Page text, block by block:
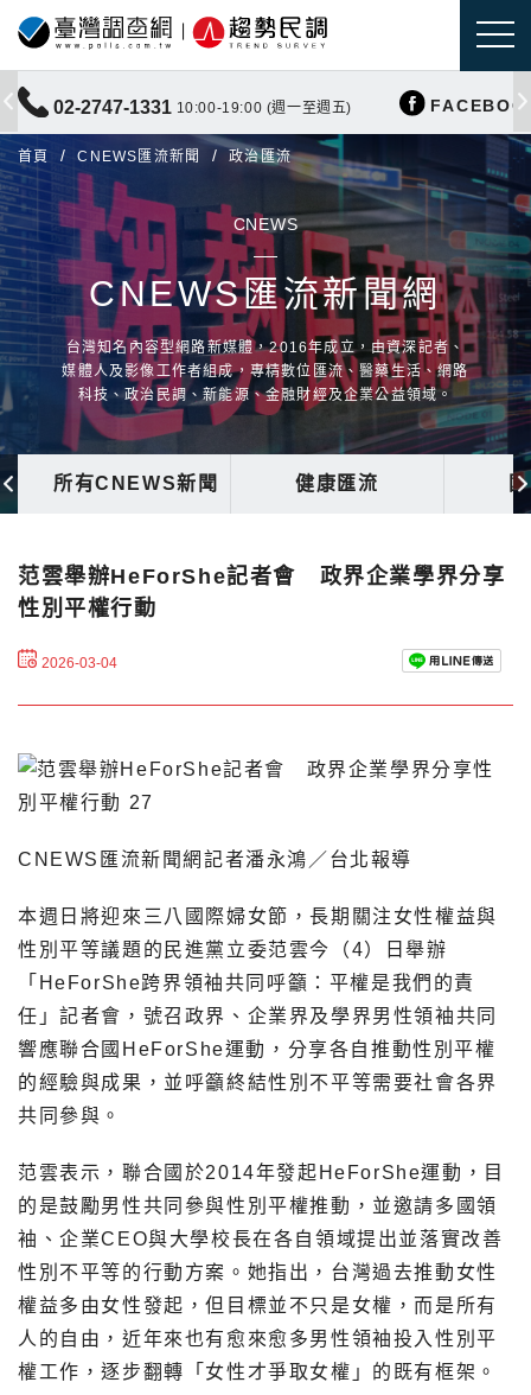
02-2747-1331 10:00-19:00 (週一至週五)
首頁 CNEWS匯流新聞 政治匯流
CNEWS
CNEWS匯流新聞網
台灣知名內容型網路新媒體，2016年成立，由資深記者、
媒體人及影像工作者組成，專精數位匯流、醫藥生活、網路
科技、政治民調、新能源、金融財經及企業公益領域。
所有CNEWS新聞 健康匯流
范雲舉辦HeForShe記者會 政界企業學界分享
性別平權行動
2026-03-04
CNEWS匯流新聞網記者潘永鴻／台北報導
本週日將迎來三八國際婦女節，長期關注女性權益與
性別平等議題的民進黨立委范雲今（4）日舉辦
「HeForShe跨界領袖共同呼籲：平權是我們的責
任」記者會，號召政界、企業界及學界男性領袖共同
響應聯合國HeForShe運動，分享各自推動性別平權
的經驗與成果，並呼籲終結性別不平等需要社會各界
共同參與。
范雲表示，聯合國於2014年發起HeForShe運動，目
的是鼓勵男性共同參與性別平權推動，並邀請多國領
袖、企業CEO與大學校長在各自領域提出並落實改善
性別不平等的行動方案。她指出，台灣過去推動女性
權益多由女性發起，但目標並不只是女權，而是所有
人的自由，近年來也有愈來愈多男性領袖投入性別平
權工作，逐步翻轉「女性才爭取女權」的既有框架。